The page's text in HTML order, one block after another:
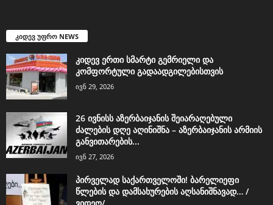
კიდევ უფრო NEWS
კიდევ ერთი სმარტი გემრიელი და
კომფორტული გადაადგილებისთვის
ივნ 29, 2026
26 ივნისს აზერბაიჯანის შეიარაღებული
ძალების დღე აღინიშნა – აზერბაიჯანის არმიის
განვითარების...
ივნ 27, 2026
პირველად საქართველოში! ბარელიეფი
წლების და დამსახურების აღსანიშნავად… /